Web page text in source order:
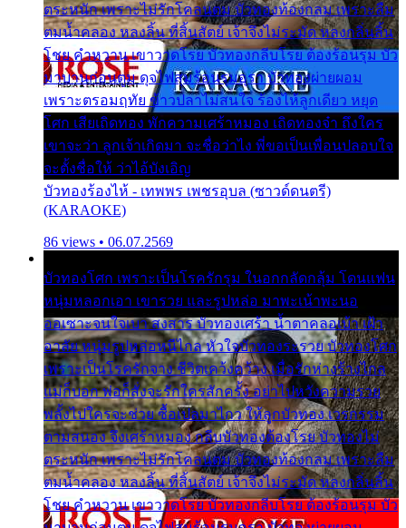
ตระหนัก เพราะไม่รักโคลนตม บัวทองท้องกลม เพราะลืม
ตมน้ำคลอง หลงลิ้น ที่สิ้นสัตย์ เจ้าจึงไม่ระมัด หลงกลิ่นลิ้น
โชย คำหวาน เขาวาดโรย บัวทองกลีบโรย ต้องร้อนรุม บัว
มาบานก่อนตูม ดุจไฟสุมร้อนรุมอุรา บัวทองผ่ายผอม
เพราะตรอมฤทัย ข้าวปลาไม่สนใจ ร้องไห้ลูกเดียว หยุด
โศก เสียเถิดทอง พักความเศร้าหมอง เถิดทองจ๋า ถึงใคร
เขาจะว่า ลูกเจ้าเกิดมา จะชื่อว่าไง พี่ขอเป็นเพื่อนปลอบใจ
จะตั้งชื่อให้ ว่าไอ้บังเอิญ
บัวทองร้องไห้ - เทพพร เพชรอุบล (ซาวด์ดนตรี)
(KARAOKE)
86 views • 06.07.2569
บัวทองโศก เพราะเป็นโรครักรุม ในอกกลัดกลุ้ม โดนแฟน
หนุ่มหลอกเอา เขารวย และรูปหล่อ มาพะเน้าพะนอ
ออเซาะจนใจเบา สงสาร บัวทองเศร้า น้ำตาคลอเบ้า เฝ้า
อาลัย หนุ่มรูปหล่อหนีไกล หัวใจบัวทองระรวย บัวทองโศก
เพราะเป็นโรครักจาง ชีวิตเคว้งคว้าง เมื่อรักห่างร้างไกล
แม่ก็บอก พ่อก็สั่งจะรักใครสักครั้ง อย่าไปหวังความรวย
พลั้งไปใครจะช่วย ซื้อเปลมาไกว ให้ลูกบัวทอง เวรกรรม
ตามสนอง จึงเศร้าหมอง กลีบบัวทองต้องโรย บัวทองไม่
ตระหนัก เพราะไม่รักโคลนตม บัวทองท้องกลม เพราะลืม
ตมน้ำคลอง หลงลิ้น ที่สิ้นสัตย์ เจ้าจึงไม่ระมัด หลงกลิ่นลิ้น
โชย คำหวาน เขาวาดโรย บัวทองกลีบโรย ต้องร้อนรุม บัว